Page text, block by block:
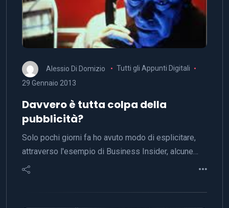
Alessio Di Domizio
Tutti gli Appunti Digitali
29 Gennaio 2013
Davvero è tutta colpa della
pubblicità?
Solo pochi giorni fa ho avuto modo di esplicitare,
attraverso l'esempio di Business Insider, alcune…